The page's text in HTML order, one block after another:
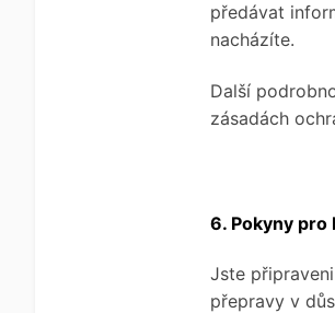
předávat
nacházíte.
Další
zásadách
6. Pokyny pro
Jste
přepravy v